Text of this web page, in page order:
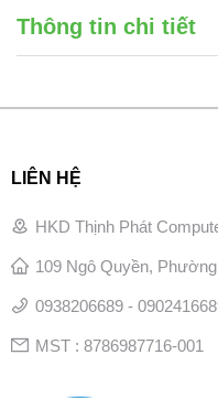
Thông tin chi tiết
LIÊN HỆ
HKD Thịnh Phát
109 Ngô Quyền,
0938206689 -
MST : 8786987716-001